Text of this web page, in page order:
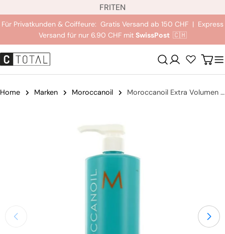
p
r
a
c
h
EN
IT
FR
Für Privatkunden & Coiffeure: Gratis Versand ab 150 CHF | Express
Versand für nur 6.90 CHF mit SwissPost 🇨🇭
Anmeldung
Home Marken Moroccanoil Moroccanoil Extra Volumen Shampoo
Sie das Medium 0 im Modalmodus